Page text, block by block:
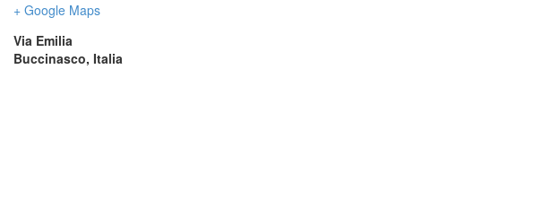
+ Google Map
Via Emilia
Buccinasco, Italia